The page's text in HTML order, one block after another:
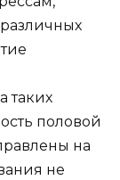
таких
половой
на
не